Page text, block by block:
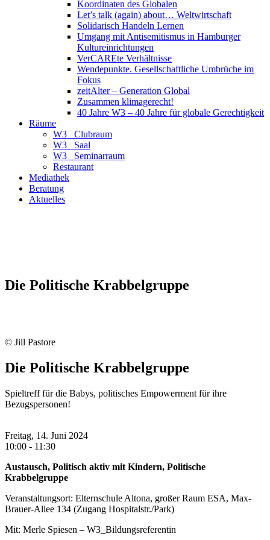
Koordinaten des Globalen
Let’s talk (again) about… Weltwirtschaft
Solidarisch Handeln Lernen
Umgang mit Antisemitismus in Hamburger
Kultureinrichtungen
VerCAREte Verhältnisse
Wendepunkte. Gesellschaftliche Umbrüche im
Fokus
zeitAlter – Generation Global
Zusammen klimagerecht!
40 Jahre W3 – 40 Jahre für globale Gerechtigkeit
Räume
W3_ Clubraum
W3_ Saal
W3_ Seminarraum
Restaurant
Mediathek
Beratung
Aktuelles
Die Politische Krabbelgruppe
© Jill Pastore
Die Politische Krabbelgruppe
Spieltreff für die Babys, politisches Empowerment für ihre
Bezugspersonen!
Freitag, 14. Juni 2024
10:00 - 11:30
Austausch, Politisch aktiv mit Kindern, Politische
Krabbelgruppe
Veranstaltungsort: Elternschule Altona, großer Raum ESA, Max-
Brauer-Allee 134 (Zugang Hospitalstr./Park)
Mit: Merle Spiesen – W3_Bildungsreferentin